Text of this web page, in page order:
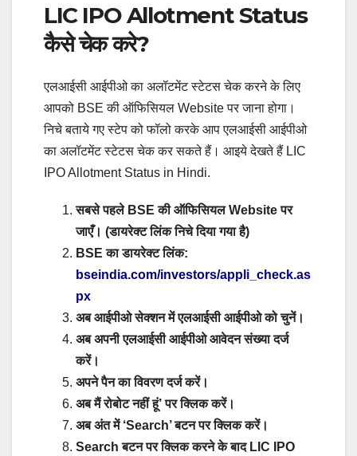
LIC IPO Allotment Status
कैसे चेक करे?
एलआईसी आईपीओ का अलॉटमेंट स्टेटस चेक करने के लिए
आपको BSE की ऑफिसियल Website पर जाना होगा।
निचे बताये गए स्टेप को फॉलो करके आप एलआईसी आईपीओ
का अलॉटमेंट स्टेटस चेक कर सकते हैं। आइये देखते हैं LIC
IPO Allotment Status in Hindi.
सबसे पहले BSE की ऑफिसियल Website पर
जाएँ। (डायरेक्ट लिंक निचे दिया गया है)
BSE का डायरेक्ट लिंक:
bseindia.com/investors/appli_check.as
px
अब आईपीओ सेक्शन में एलआईसी आईपीओ को चुनें।
अब अपनी एलआईसी आईपीओ आवेदन संख्या दर्ज
करें।
अपने पैन का विवरण दर्ज करें।
अब मैं रोबोट नहीं हूं’ पर क्लिक करें।
अब अंत में ‘Search’ बटन पर क्लिक करें।
Search बटन पर क्लिक करने के बाद LIC IPO